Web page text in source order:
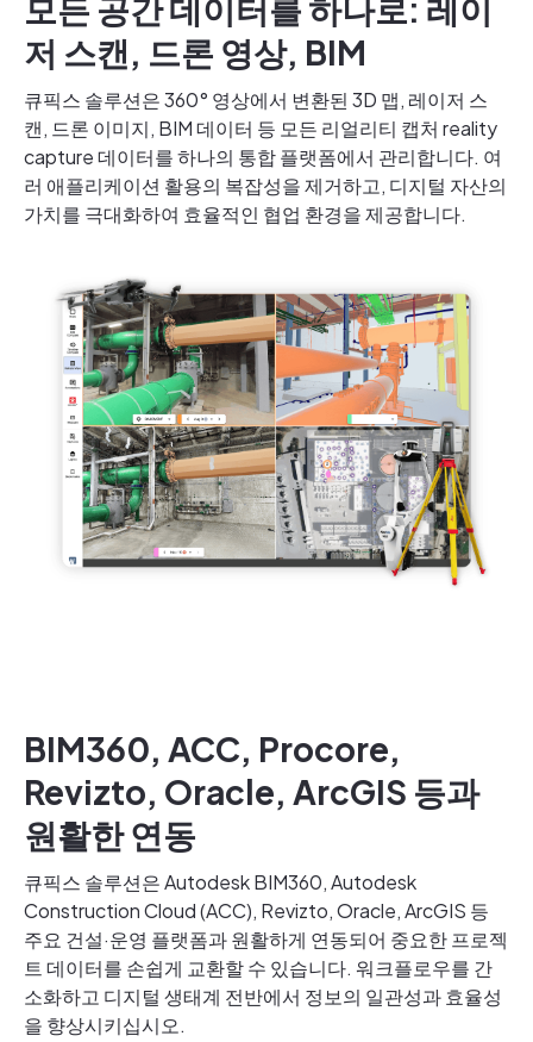
모든 공간 데이터를 하나로: 레이
저 스캔, 드론 영상, BIM
큐픽스 솔루션은 360° 영상에서 변환된 3D 맵, 레이저 스
캔, 드론 이미지, BIM 데이터 등 모든 리얼리티 캡처 reality
capture 데이터를 하나의 통합 플랫폼에서 관리합니다. 여
러 애플리케이션 활용의 복잡성을 제거하고, 디지털 자산의
가치를 극대화하여 효율적인 협업 환경을 제공합니다.
BIM360, ACC, Procore,
Revizto, Oracle, ArcGIS 등과
원활한 연동
큐픽스 솔루션은 Autodesk BIM360, Autodesk
Construction Cloud (ACC), Revizto, Oracle, ArcGIS 등
주요 건설·운영 플랫폼과 원활하게 연동되어 중요한 프로젝
트 데이터를 손쉽게 교환할 수 있습니다. 워크플로우를 간
소화하고 디지털 생태계 전반에서 정보의 일관성과 효율성
을 향상시키십시오.